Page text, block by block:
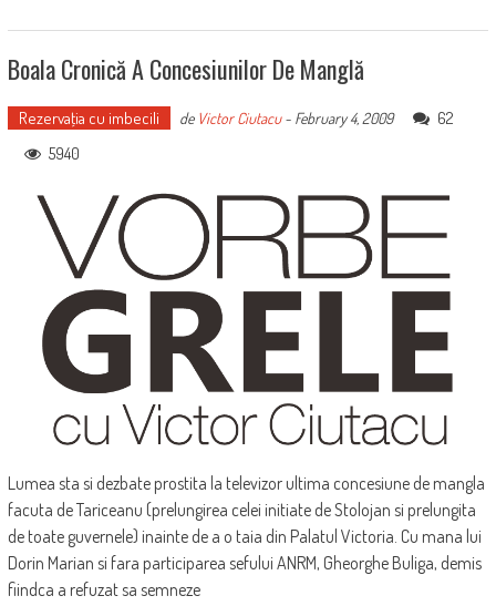
Boala Cronică A Concesiunilor De Manglă
Rezervaţia cu imbecili de Victor Ciutacu- February 4, 2009
62
5940
Lumea sta si dezbate prostita la televizor ultima concesiune de mangla
facuta de Tariceanu (prelungirea celei initiate de Stolojan si prelungita
de toate guvernele) inainte de a o taia din Palatul Victoria. Cu mana lui
Dorin Marian si fara participarea sefului ANRM, Gheorghe Buliga, demis
fiindca a refuzat sa semneze